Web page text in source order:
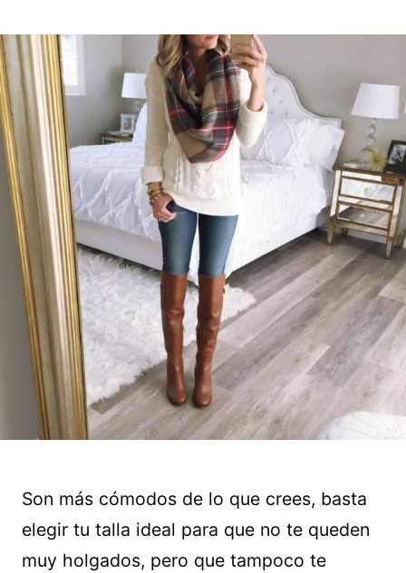
Son más cómodos de lo que crees, basta
elegir tu talla ideal para que no te queden
muy holgados, pero que tampoco te